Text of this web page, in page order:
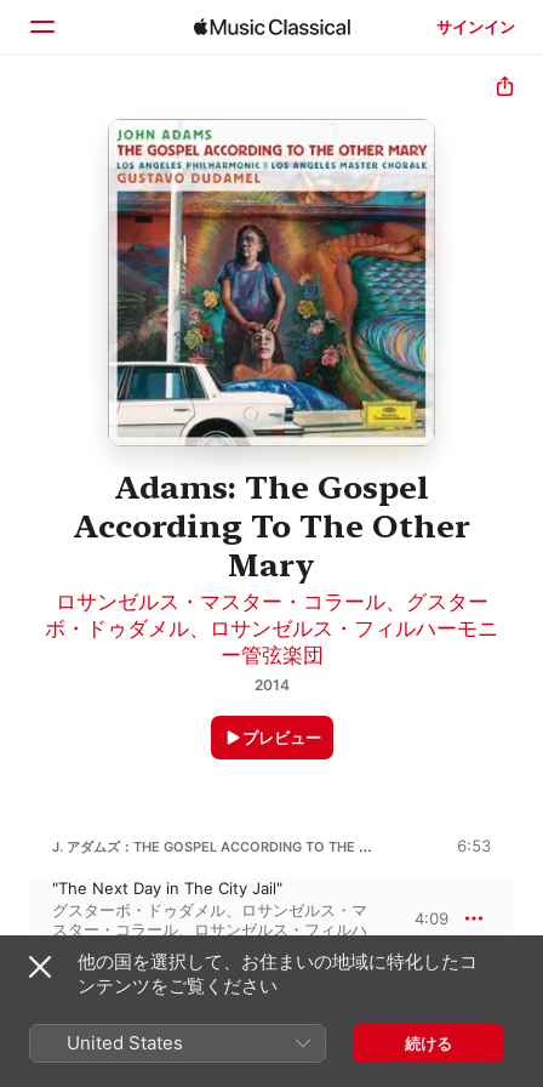
サインイン
ホーム
見つける
Adams: The Gospel
According To The Other
Mary
ロサンゼルス・マスター・コラール、
グスター
ボ・ドゥダメル、
ロサンゼルス・フィルハーモニ
ー管弦楽団
2014
プレビュー
J. アダムズ：THE GOSPEL ACCORDING TO THE OTHER MARY, ACT I, SCENE 1 - JAIL / HOUSE OF HOSPITALITY 6:53
"The Next Day in The City Jail"
グスターボ・ドゥダメル、
ロサンゼルス・マ
スター・コラール、
ロサンゼルス・フィルハ
ーモニー管弦楽団、 ケリー・オコーナー
4:09
"Now A Certain Woman Named Martha"
Nathan Medley、グスターボ・ドゥダメ
ルハーモニー管弦楽団、Daniel Bubeck
Tamara Mumford
他の国を選択して、お住まいの地域に特化したコ
ンテンツをご覧ください
United States 続ける